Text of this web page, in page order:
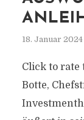
18. Januar 2024
Click to rate
Botte,